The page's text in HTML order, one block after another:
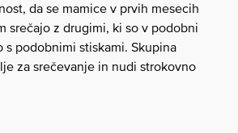
da se mamice v prvih mesecih
srečajo z drugimi, ki so v podobni
s podobnimi stiskami. Skupina
za srečevanje in nudi strokovno